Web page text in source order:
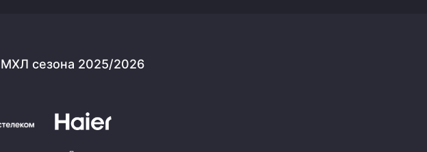
сезона 2025/2026